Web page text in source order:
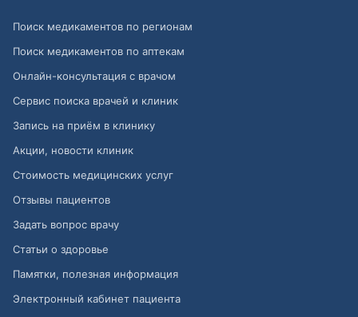
Поиск медикаментов по регионам
Поиск медикаментов по аптекам
Онлайн-консультация с врачом
Сервис поиска врачей и клиник
Запись на приём в клинику
Акции, новости клиник
Стоимость медицинских услуг
Отзывы пациентов
Задать вопрос врачу
Статьи о здоровье
Памятки, полезная информация
Электронный кабинет пациента